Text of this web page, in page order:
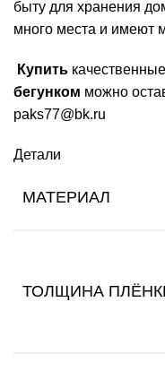
быту для хранения
много места и имеют
Купить
бегунком можно
paks77@bk.ru
Детали
МАТЕРИАЛ
ТОЛЩИНА